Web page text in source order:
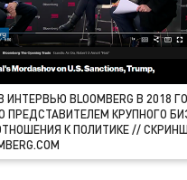
BLOOMBERG В 2018
ПРЕДСТАВИТЕЛЕМ КРУПНОГО
К ПОЛИТИКЕ //